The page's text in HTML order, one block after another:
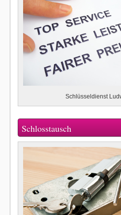
Schlüsseldienst
Schlosstausch